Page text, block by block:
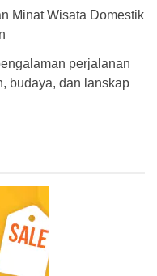
Minat Wisata Domestik
perjalanan
budaya, dan lanskap